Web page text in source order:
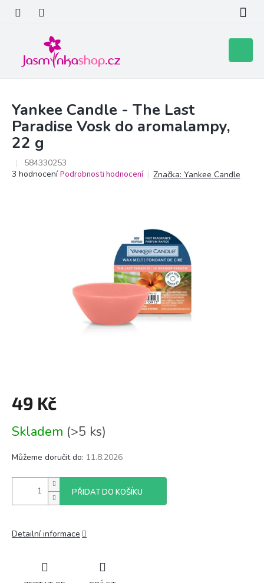
obsah
košík
Yankee Candle - The Last
Paradise Vosk do aromalampy,
22 g
584330253
Průměrné
3 hodnocení Podrobnosti hodnocení Značka: Yankee Candle
49 Kč
cena:
Skladem (>5 ks)
Můžeme doručit do: 11.8.2026
PŘIDAT DO KOŠÍKU
Detailní informace